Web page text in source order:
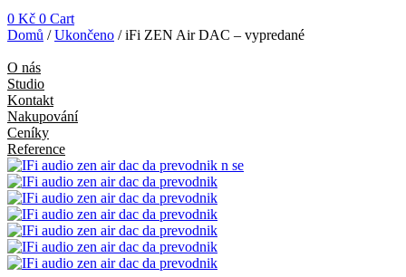
0 Kč 0 Cart
Domů /Ukončeno / iFi ZEN Air DAC – vypredané
O nás
Studio
Kontakt
Nakupování
Ceníky
Reference